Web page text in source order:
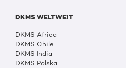
DKMS WELTWEIT
DKMS Africa
DKMS Chile
DKMS India
DKMS Polska